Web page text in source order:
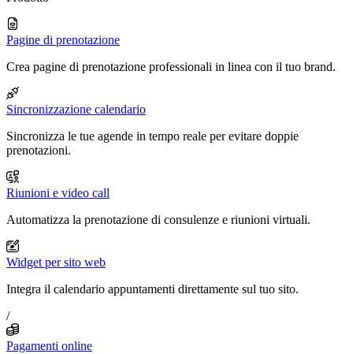
Pagine di prenotazione
Crea pagine di prenotazione professionali in linea con il tuo brand.
Sincronizzazione calendario
Sincronizza le tue agende in tempo reale per evitare doppie
prenotazioni.
Riunioni e video call
Automatizza la prenotazione di consulenze e riunioni virtuali.
Widget per sito web
Integra il calendario appuntamenti direttamente sul tuo sito.
/
Pagamenti online